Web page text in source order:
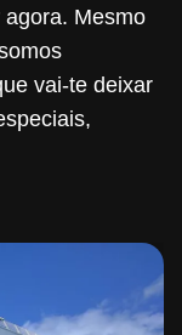
Mesmo
vai-te deixar